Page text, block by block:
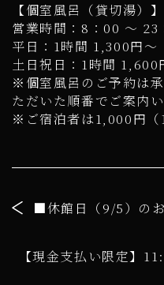
【個室風呂（貸切湯）】
営業時間：8：00 ～ 23
平日：1時間 1,300円～
土日祝日：1時間 1,600
※個室風呂のご予約は
ただいた順番でご案内い
※ご宿泊者は1,000円（1
■休館日（9/5）の
【現金支払い限定】